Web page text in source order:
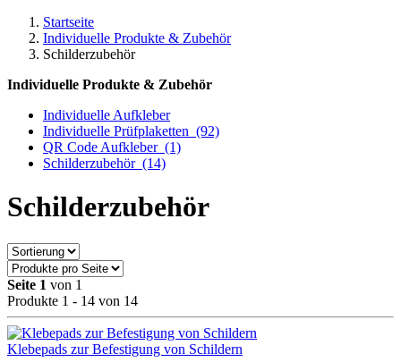
Startseite
Individuelle Produkte & Zubehör
Schilderzubehör
Individuelle Produkte & Zubehör
Individuelle Aufkleber
Individuelle Prüfplaketten (92)
QR Code Aufkleber (1)
Schilderzubehör (14)
Schilderzubehör
Seite 1 von 1
Produkte 1 - 14 von 14
Klebepads zur Befestigung von Schildern